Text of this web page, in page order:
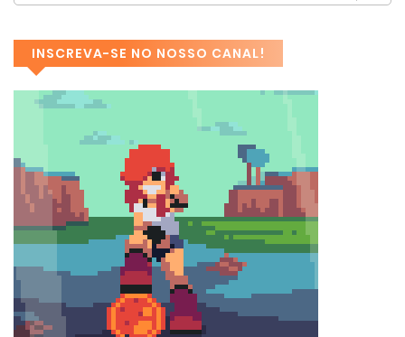
INSCREVA-SE NO NOSSO CANAL!